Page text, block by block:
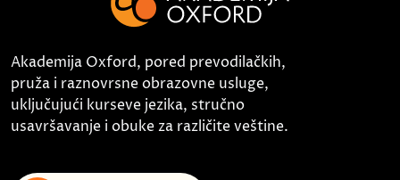
Akademija Oxford, pored prevodilačkih,
pruža i raznovrsne obrazovne usluge,
uključujući kurseve jezika, stručno
usavršavanje i obuke za različite veštine.